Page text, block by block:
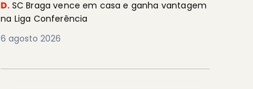
D. SC Braga vence em casa e ganha vantagem
na Liga Conferência
6 agosto 2026